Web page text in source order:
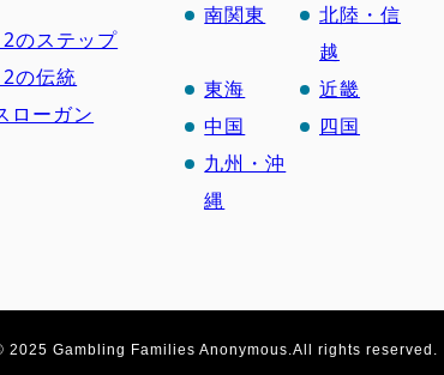
のステップ
の伝統
ローガン
南関東
北陸・信
越
東海
近畿
中国
四国
九州・沖
縄
2025 Gambling Families Anonymous.All rights reserved.